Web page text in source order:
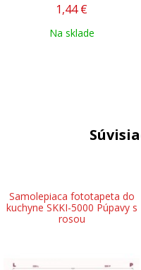
1,44 €
Na sklade
Samolepiaca fototapeta do
kuchyne SKKI-5000 Púpavy s
rosou